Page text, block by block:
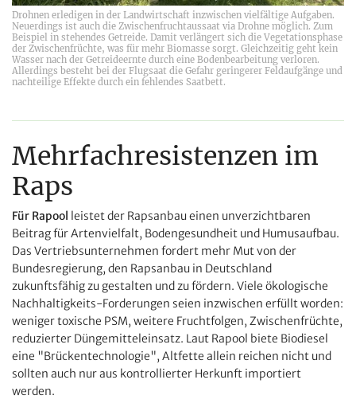
Drohnen erledigen in der Landwirtschaft inzwischen vielfältige Aufgaben.
Neuerdings ist auch die Zwischenfruchtaussaat via Drohne möglich. Zum
Beispiel in stehendes Getreide. Damit verlängert sich die Vegetationsphase
der Zwischenfrüchte, was für mehr Biomasse sorgt. Gleichzeitig geht kein
Wasser nach der Getreideernte durch eine Bodenbearbeitung verloren.
Allerdings besteht bei der Flugsaat die Gefahr geringerer Feldaufgänge und
nachteilige Effekte durch ein fehlendes Saatbett.
Mehrfachresistenzen im
Raps
Für Rapool leistet der Rapsanbau einen unverzichtbaren
Beitrag für Artenvielfalt, Bodengesundheit und Humusaufbau.
Das Vertriebsunternehmen fordert mehr Mut von der
Bundesregierung, den Rapsanbau in Deutschland
zukunftsfähig zu gestalten und zu fördern. Viele ökologische
Nachhaltigkeits-Forderungen seien inzwischen erfüllt worden:
weniger toxische PSM, weitere Fruchtfolgen, Zwischenfrüchte,
reduzierter Düngemitteleinsatz. Laut Rapool biete Biodiesel
eine "Brückentechnologie", Altfette allein reichen nicht und
sollten auch nur aus kontrollierter Herkunft importiert
werden.